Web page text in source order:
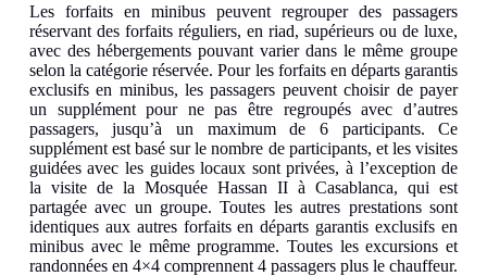
Les forfaits en minibus peuvent regrouper des passagers
réservant des forfaits réguliers, en riad, supérieurs ou de luxe,
avec des hébergements pouvant varier dans le même groupe
selon la catégorie réservée. Pour les forfaits en départs garantis
exclusifs en minibus, les passagers peuvent choisir de payer
un supplément pour ne pas être regroupés avec d’autres
passagers, jusqu’à un maximum de 6 participants. Ce
supplément est basé sur le nombre de participants, et les visites
guidées avec les guides locaux sont privées, à l’exception de
la visite de la Mosquée Hassan II à Casablanca, qui est
partagée avec un groupe. Toutes les autres prestations sont
identiques aux autres forfaits en départs garantis exclusifs en
minibus avec le même programme. Toutes les excursions et
randonnées en 4×4 comprennent 4 passagers plus le chauffeur.